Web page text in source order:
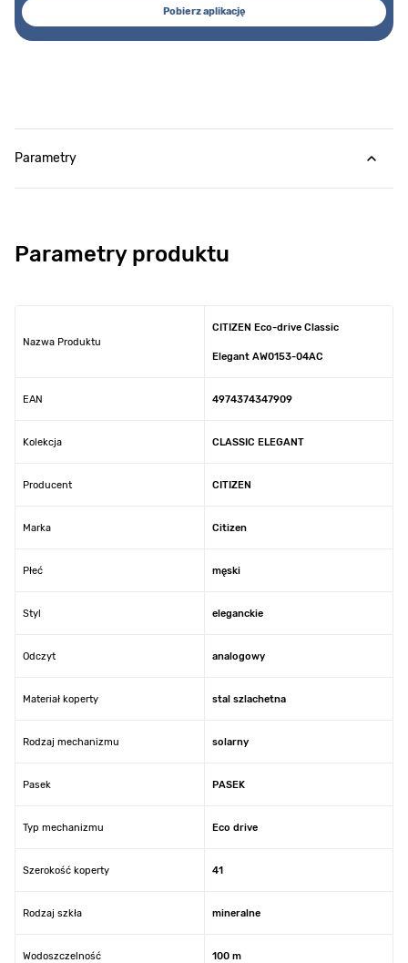
Pobierz aplikację
Parametry
Parametry produktu
Nazwa Produktu
CITIZEN Eco-drive Classic
Elegant AW0153-04AC
EAN 4974374347909
Kolekcja CLASSIC ELEGANT
Producent CITIZEN
Marka Citizen
Płeć męski
Styl eleganckie
Odczyt analogowy
Materiał koperty stal szlachetna
Rodzaj mechanizmu solarny
Pasek PASEK
Typ mechanizmu Eco drive
Szerokość koperty 41
Rodzaj szkła mineralne
Wodoszczelność 100 m